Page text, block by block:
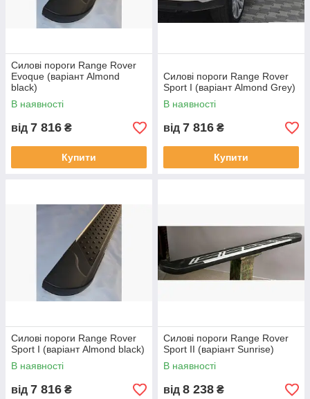
Силові пороги Range Rover
Evoque (варіант Almond
black)
В наявності
від 7 816 ₴
Купити
Силові пороги Range Rover
Sport I (варіант Almond Grey)
В наявності
від 7 816 ₴
Купити
Силові пороги Range Rover
Sport I (варіант Almond black)
В наявності
від 7 816 ₴
Силові пороги Range Rover
Sport II (варіант Sunrise)
В наявності
від 8 238 ₴